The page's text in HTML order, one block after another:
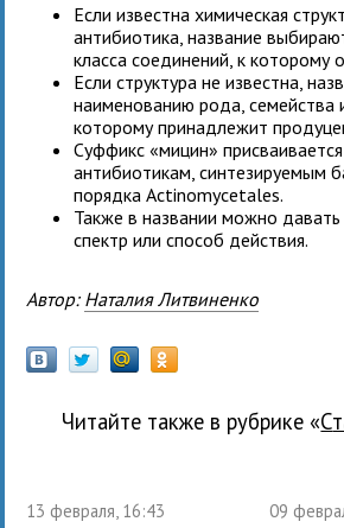
Если известна химическая
антибиотика, название
класса соединений, к которому
Если структура не известна,
наименованию рода, семейства
которому принадлежит
Суффикс «мицин»
антибиотикам, синтезируемым
порядка Actinomycetales.
Также в названии можно давать
спектр или способ действия.
Автор: Наталия Литвиненко
Читайте также в рубрике «
13 февраля, 16:43 09